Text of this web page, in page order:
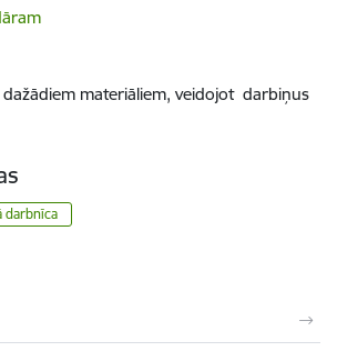
materiāliem, veidojot darbiņus
darbnīca